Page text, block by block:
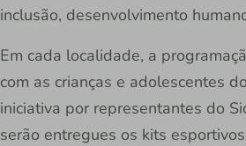
inclusão, desenvolvimento
Em cada localidade, a
com as crianças e adolescentes
iniciativa por representantes do
serão entregues os kits